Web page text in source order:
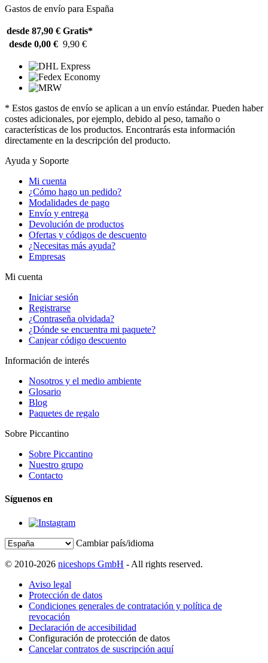
Gastos de envío para España
desde 87,90 € Gratis*
desde 0,00 € 9,90 €
* Estos gastos de envío se aplican a un envío estándar. Pueden haber
costes adicionales, por ejemplo, debido al peso, tamaño o
características de los productos. Encontrarás esta información
directamente en la descripción del producto.
Ayuda y Soporte
Mi cuenta
¿Cómo hago un pedido?
Modalidades de pago
Envío y entrega
Devolución de productos
Ofertas y códigos de descuento
¿Necesitas más ayuda?
Empresas
Mi cuenta
Iniciar sesión
Registrarse
¿Contraseña olvidada?
¿Dónde se encuentra mi paquete?
Canjear código descuento
Información de interés
Nosotros y el medio ambiente
Glosario
Blog
Paquetes de regalo
Sobre Piccantino
Sobre Piccantino
Nuestro grupo
Contacto
Síguenos en
Cambiar país/idioma
© 2010-2026 niceshops GmbH - All rights reserved.
Aviso legal
Protección de datos
Condiciones generales de contratación y política de
revocación
Declaración de accesibilidad
Configuración de protección de datos
Cancelar contratos de suscripción aquí